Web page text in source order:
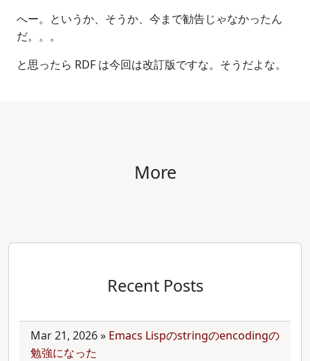
へー。というか、そうか、今まで勧告じゃなかったん
だ。。。
と思ったら RDF は今回は改訂版ですな。そうだよな。
More
Recent Posts
Mar 21, 2026» Emacs Lispのstringのencodingの
勉強になった